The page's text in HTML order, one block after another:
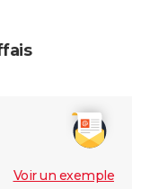
Voir un exemple